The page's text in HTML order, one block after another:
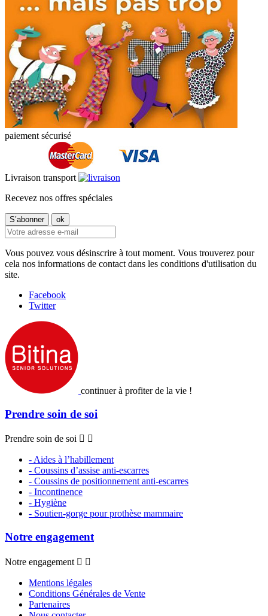
paiement sécurisé
Livraison transport
Recevez nos offres spéciales
Vous pouvez vous désinscrire à tout moment. Vous trouverez pour
cela nos informations de contact dans les conditions d'utilisation du
site.
Facebook
Twitter
continuer à profiter de la vie !
Prendre soin de soi
Prendre soin de soi  
- Aides à l’habillement
- Coussins d’assise anti-escarres
- Coussins de positionnement anti-escarres
- Incontinence
- Hygiène
- Soutien-gorge pour prothèse mammaire
Notre engagement
Notre engagement  
Mentions légales
Conditions Générales de Vente
Partenaires